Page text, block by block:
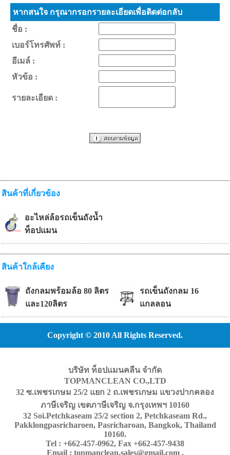
หากสนใจ กรุณากรอกรายละเอียดเพื่อติดต่อกลับ
ชื่อ :
เบอร์โทรศัพท์ :
อีเมล์ :
หัวข้อ :
รายละเอียด :
สินค้าที่เกี่ยวข้อง
อะไหล่ล้อรถเข็นถังน้ำ
ท็อปแมน
สินค้าใกล้เคียง
ถังกลมพร้อมล้อ 80 ลิตร
และ120ลิตร
รถเข็นถังกลม 16
แกลลอน
Copyright © 2010 All Rights Reserved.
บริษัท ท็อปแมนคลีน จำกัด
TOPMANCLEAN CO.,LTD
32 ซ.เพชรเกษม 25/2 แยก 2 ถ.เพชรเกษม แขวงปากคลอง
ภาษีเจริญ เขตภาษีเจริญ จ.กรุงเทพฯ 10160
32 Soi.Petchkaseam 25/2 section 2, Petchkaseam Rd.,
Pakklongpasricharoen, Pasricharoan, Bangkok, Thailand
10160.
Tel : +662-457-0962, Fax +662-457-9438
Email : topmanclean.sales@gmail.com ,